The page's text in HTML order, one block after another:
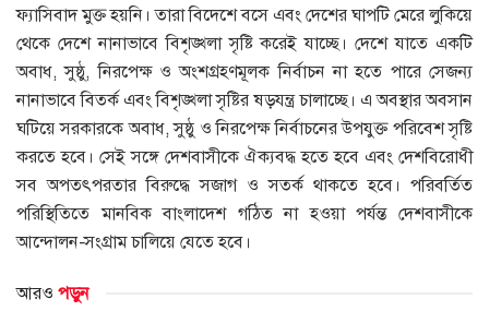
ফ্যাসিবাদ মুক্ত হয়নি। তারা বিদেশে বসে এবং দেশের ঘাপটি মেরে লুকিয়ে
থেকে দেশে নানাভাবে বিশৃঙ্খলা সৃষ্টি করেই যাচ্ছে। দেশে যাতে একটি
অবাধ, সুষ্ঠু, নিরপেক্ষ ও অংশগ্রহণমূলক নির্বাচন না হতে পারে সেজন্য
নানাভাবে বিতর্ক এবং বিশৃঙ্খলা সৃষ্টির ষড়যন্ত্র চালাচ্ছে। এ অবস্থার অবসান
ঘটিয়ে সরকারকে অবাধ, সুষ্ঠু ও নিরপেক্ষ নির্বাচনের উপযুক্ত পরিবেশ সৃষ্টি
করতে হবে। সেই সঙ্গে দেশবাসীকে ঐক্যবদ্ধ হতে হবে এবং দেশবিরোধী
সব অপতৎপরতার বিরুদ্ধে সজাগ ও সতর্ক থাকতে হবে। পরিবর্তিত
পরিস্থিতিতে মানবিক বাংলাদেশ গঠিত না হওয়া পর্যন্ত দেশবাসীকে
আন্দোলন-সংগ্রাম চালিয়ে যেতে হবে।
আরও পড়ুন